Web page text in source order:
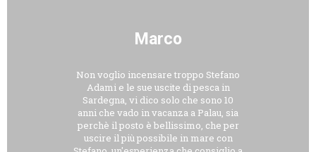
Marco
Non voglio incensare troppo Stefano
Adami e le sue uscite di pesca in
Sardegna, vi dico solo che sono 10
anni che vado in vacanza a Palau, sia
perchè il posto è bellissimo, che per
uscire il più possibile in mare con